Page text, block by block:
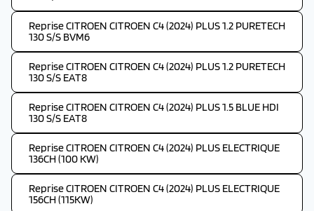
Reprise CITROEN CITROEN C4 (2024) PLUS 1.2 PURETECH
130 S/S BVM6
Reprise CITROEN CITROEN C4 (2024) PLUS 1.2 PURETECH
130 S/S EAT8
Reprise CITROEN CITROEN C4 (2024) PLUS 1.5 BLUE HDI
130 S/S EAT8
Reprise CITROEN CITROEN C4 (2024) PLUS ELECTRIQUE
136CH (100 KW)
Reprise CITROEN CITROEN C4 (2024) PLUS ELECTRIQUE
156CH (115KW)